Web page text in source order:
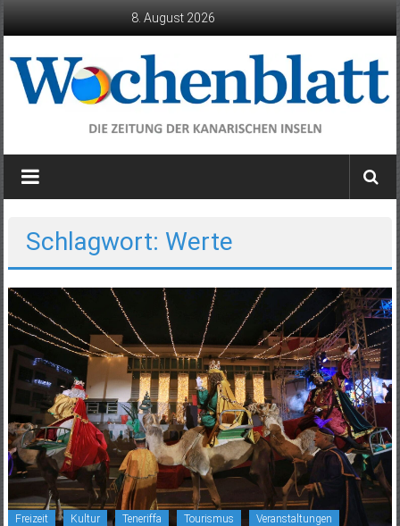
8. August 2026
Wochenblatt
die
Kanarischen
Inseln
Schlagwort: Werte
Freizeit Kultur Teneriffa Tourismus Veranstaltungen